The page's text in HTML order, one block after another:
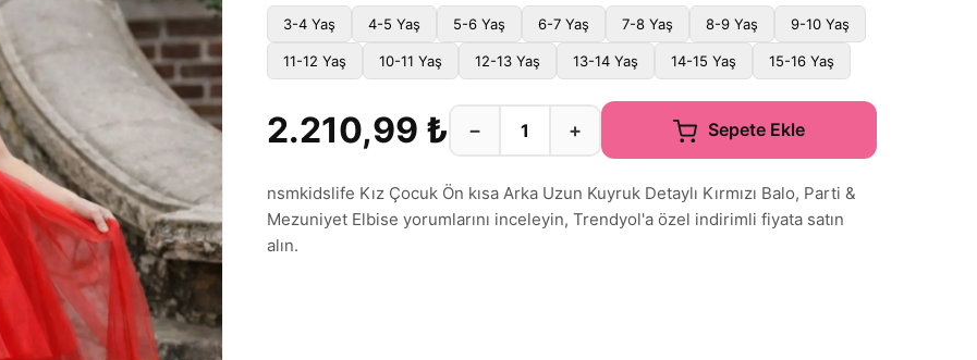
3-4 Yaş 4-5 Yaş 5-6 Yaş 6-7 Yaş 7-8 Yaş 8-9 Yaş 9-10 Yaş
11-12 Yaş 10-11 Yaş 12-13 Yaş 13-14 Yaş 14-15 Yaş 15-16 Yaş
2.210,99 ₺ − + Sepete Ekle
nsmkidslife Kız Çocuk Ön kısa Arka Uzun Kuyruk Detaylı Kırmızı Balo, Parti &
Mezuniyet Elbise yorumlarını inceleyin, Trendyol'a özel indirimli fiyata satın
alın.